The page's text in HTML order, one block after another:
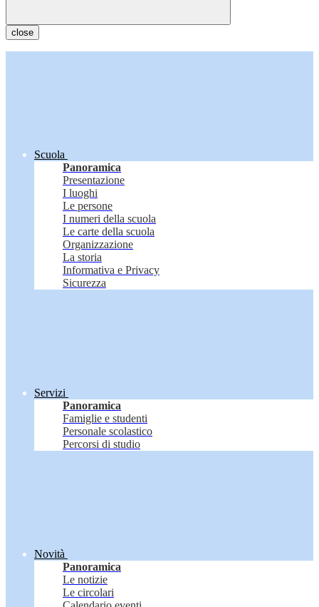
close
Scuola
Panoramica
Presentazione
I luoghi
Le persone
I numeri della scuola
Le carte della scuola
Organizzazione
La storia
Informativa e Privacy
Sicurezza
Servizi
Panoramica
Famiglie e studenti
Personale scolastico
Percorsi di studio
Novità
Panoramica
Le notizie
Le circolari